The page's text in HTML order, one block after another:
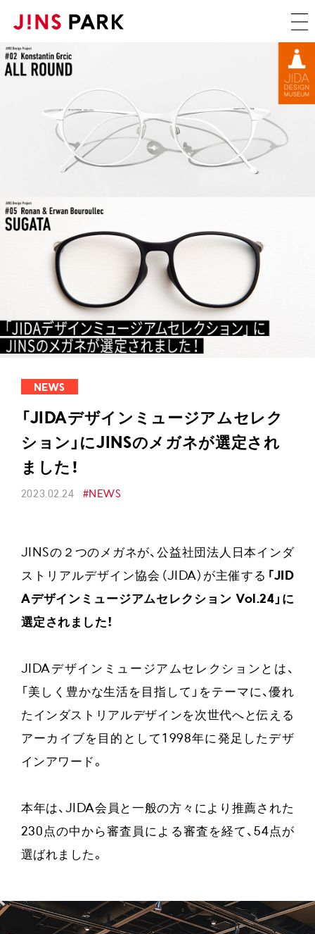
NEWS
「JIDAデザインミュージアムセレク
ション」にJINSのメガネが選定され
ました！
2023.02.24 #NEWS
JINSの２つのメガネが、公益社団法人日本インダ
ストリアルデザイン協会（JIDA）が主催する 「JID
Aデザインミュージアムセレクション Vol.24」に
選定されました！
JIDAデザインミュージアムセレクションとは、
「美しく豊かな生活を目指して」をテーマに、優れ
たインダストリアルデザインを次世代へと伝える
アーカイブを目的として1998年に発足したデザ
インアワード。
本年は、JIDA会員と一般の方々により推薦された
230点の中から審査員による審査を経て、54点が
選ばれました。